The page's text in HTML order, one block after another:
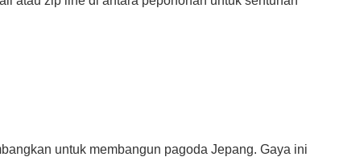
untuk membangun pagoda Jepang. Gaya ini